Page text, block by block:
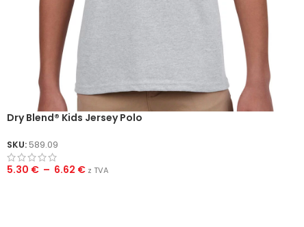
Dry Blend® Kids Jersey Polo
SKU:589.09
5.30 € – 6.62 € z TVA